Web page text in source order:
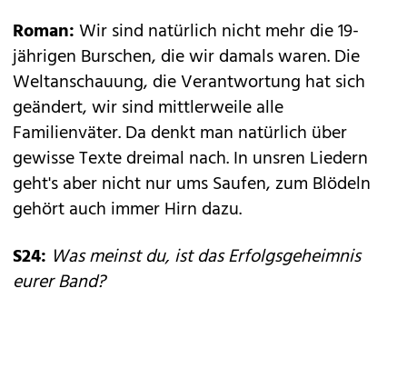
Roman:Wir sind natürlich nicht mehr die 19-
jährigen Burschen, die wir damals waren. Die
Weltanschauung, die Verantwortung hat sich
geändert, wir sind mittlerweile alle
Familienväter. Da denkt man natürlich über
gewisse Texte dreimal nach. In unsren Liedern
geht's aber nicht nur ums Saufen, zum Blödeln
gehört auch immer Hirn dazu.
S24: Was meinst du, ist das Erfolgsgeheimnis
eurer Band?